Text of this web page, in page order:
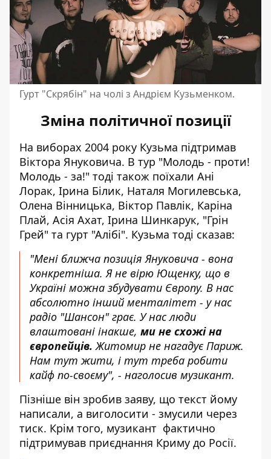
Гурт "Скрябін" на чолі з Андрієм Кузьменком.
Зміна політичної позиції
На виборах 2004 року Кузьма підтримав
Віктора Януковича. В тур "Молодь - проти!
Молодь - за!" тоді також поїхали Ані
Лорак, Ірина Білик, Наталя Могилевська,
Олена Вінницька, Віктор Павлік, Каріна
Плай, Асія Ахат, Ірина Шинкарук, "Грін
Грей" та гурт "Алібі". Кузьма тоді сказав:
"Мені ближча позиція Януковича - вона
конкретніша. Я не вірю Ющенку, що в
Україні можна збудувати Європу. В нас
абсолютно інший менталітет - у нас
радіо "Шансон" грає. У нас люди
влаштовані інакше, ми не схожі на
європейців. Житомир не нагадує Париж.
Нам тут жити, і тут треба робити
кайф по-своєму", - наголосив музикант.
Пізніше він зробив заяву, що текст йому
написали, а виголосити - змусили через
тиск. Крім того, музикант фактично
підтримував приєднання Криму до Росії.